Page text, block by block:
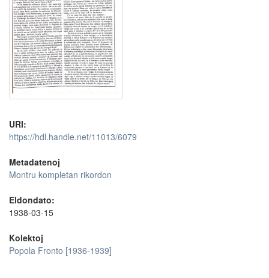
URI:
https://hdl.handle.net/11013/6079
Metadatenoj
Montru kompletan rikordon
Eldondato:
1938-03-15
Kolektoj
Popola Fronto [1936-1939]